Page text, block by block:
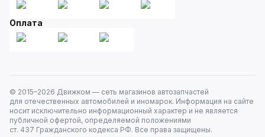
Оплата
© 2015–2026 Движком — сеть магазинов автозапчастей
для отечественных автомобилей и иномарок. Информация на сайте
носит исключительно информационный характер и не является
публичной офертой, определяемой положениями
ст. 437 Гражданского кодекса РФ. Все права защищены.